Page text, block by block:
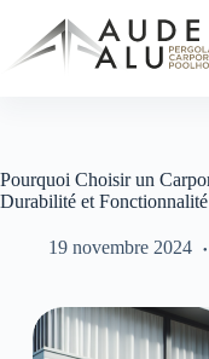
contenu
Pourquoi Choisir un
Durabilité et Fonctionnalité
19 novembre 2024